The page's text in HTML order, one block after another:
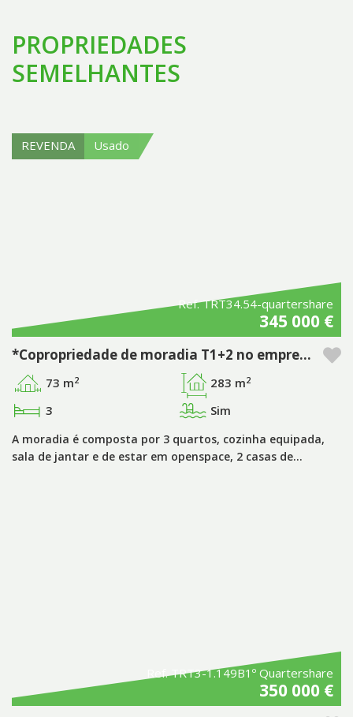
PROPRIEDADES
SEMELHANTES
REVENDA Usado
Ref. TRT34.54-quartershare
345 000 €
*Copropriedade de moradia T1+2 no empreendimento Pestana Tróia Eco Resort & Residences
73 m2 283 m2
3 Sim
A moradia é composta por 3 quartos, cozinha equipada,
sala de jantar e de estar em openspace, 2 casas de…
Ref. TRT3-1.149B1º Quartershare
350 000 €